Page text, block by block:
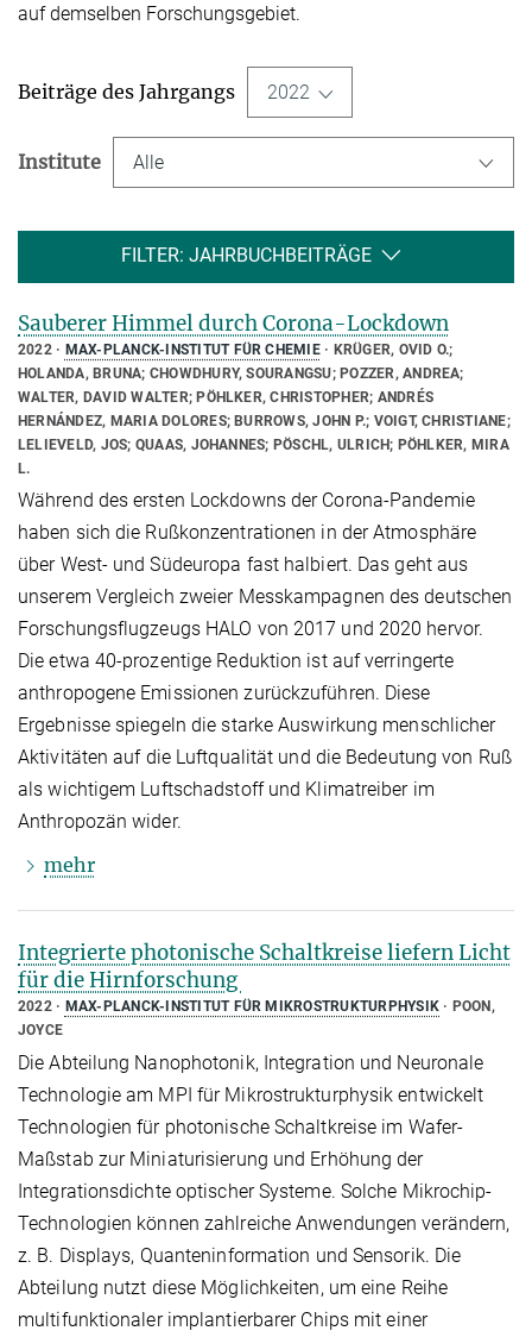
auf demselben Forschungsgebiet.
Beiträge des Jahrgangs 2022
Institute Alle
FILTER: JAHRBUCHBEITRÄGE
Sauberer Himmel durch Corona-Lockdown
2022 MAX-PLANCK-INSTITUT FÜR CHEMIE
KRÜGER, OVID O.;
HOLANDA, BRUNA; CHOWDHURY, SOURANGSU; POZZER, ANDREA;
WALTER, DAVID WALTER; PÖHLKER, CHRISTOPHER; ANDRÉS
HERNÁNDEZ, MARIA DOLORES; BURROWS, JOHN P.; VOIGT, CHRISTIANE;
LELIEVELD, JOS; QUAAS, JOHANNES; PÖSCHL, ULRICH; PÖHLKER, MIRA
L.
Während des ersten Lockdowns der Corona-Pandemie
haben sich die Rußkonzentrationen in der Atmosphäre
über West- und Südeuropa fast halbiert. Das geht aus
unserem Vergleich zweier Messkampagnen des deutschen
Forschungsflugzeugs HALO von 2017 und 2020 hervor.
Die etwa 40-prozentige Reduktion ist auf verringerte
anthropogene Emissionen zurückzuführen. Diese
Ergebnisse spiegeln die starke Auswirkung menschlicher
Aktivitäten auf die Luftqualität und die Bedeutung von Ruß
als wichtigem Luftschadstoff und Klimatreiber im
Anthropozän wider.
mehr
Integrierte photonische Schaltkreise liefern Licht
für die Hirnforschung
2022 MAX-PLANCK-INSTITUT FÜR MIKROSTRUKTURPHYSIK
POON,
JOYCE
Die Abteilung Nanophotonik, Integration und Neuronale
Technologie am MPI für Mikrostrukturphysik entwickelt
Technologien für photonische Schaltkreise im Wafer-
Maßstab zur Miniaturisierung und Erhöhung der
Integrationsdichte optischer Systeme. Solche Mikrochip-
Technologien können zahlreiche Anwendungen verändern,
z. B. Displays, Quanteninformation und Sensorik. Die
Abteilung nutzt diese Möglichkeiten, um eine Reihe
multifunktionaler implantierbarer Chips mit einer